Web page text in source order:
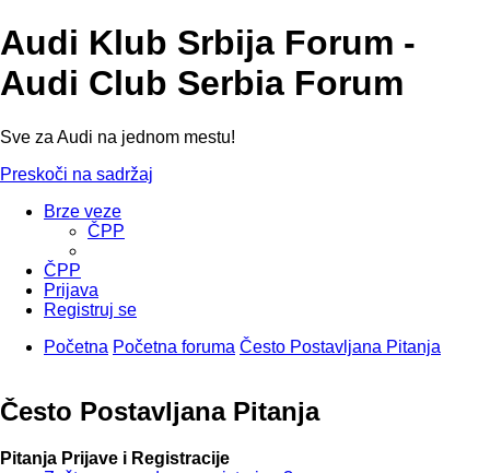
Audi Klub Srbija Forum -
Audi Club Serbia Forum
Sve za Audi na jednom mestu!
Preskoči na sadržaj
Brze veze
ČPP
ČPP
Prijava
Registruj se
Početna Početna foruma Često Postavljana Pitanja
Često Postavljana Pitanja
Pitanja Prijave i Registracije